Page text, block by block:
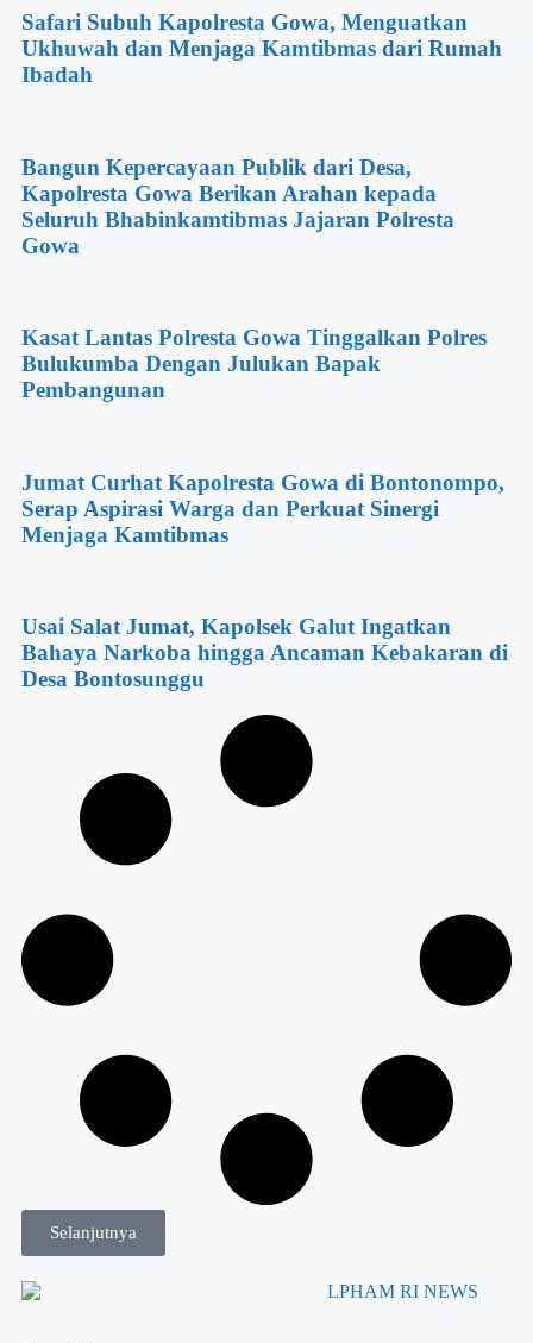
Safari Subuh Kapolresta Gowa, Menguatkan
Ukhuwah dan Menjaga Kamtibmas dari Rumah
Ibadah
Bangun Kepercayaan Publik dari Desa,
Kapolresta Gowa Berikan Arahan kepada
Seluruh Bhabinkamtibmas Jajaran Polresta
Gowa
Kasat Lantas Polresta Gowa Tinggalkan Polres
Bulukumba Dengan Julukan Bapak
Pembangunan
Jumat Curhat Kapolresta Gowa di Bontonompo,
Serap Aspirasi Warga dan Perkuat Sinergi
Menjaga Kamtibmas
Usai Salat Jumat, Kapolsek Galut Ingatkan
Bahaya Narkoba hingga Ancaman Kebakaran di
Desa Bontosunggu
Selanjutnya